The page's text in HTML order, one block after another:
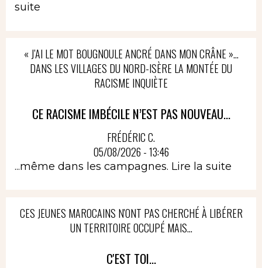
suite
« J’AI LE MOT BOUGNOULE ANCRÉ DANS MON CRÂNE »…
DANS LES VILLAGES DU NORD-ISÈRE LA MONTÉE DU
RACISME INQUIÈTE
CE RACISME IMBÉCILE N’EST PAS NOUVEAU...
FRÉDÉRIC C.
05/08/2026 - 13:46
...même dans les campagnes. Lire la suite
CES JEUNES MAROCAINS N'ONT PAS CHERCHÉ À LIBÉRER
UN TERRITOIRE OCCUPÉ MAIS...
C'EST TOI...